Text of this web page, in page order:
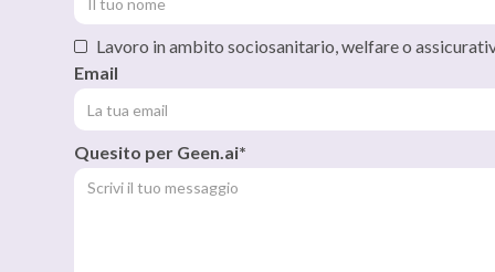
Lavoro in ambito sociosanitario, welfare o
Email
Quesito per Geen.ai*